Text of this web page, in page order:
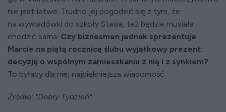
nie jest łatwe. Trudno jej pogodzić się z tym, że
na wywiadówki do szkoły Stasia, też będzie musiała
chodzić sama. Czy biznesmen jednak sprezentuje
Marcie na piątą rocznicę ślubu wyjątkowy prezent:
decyzję o wspólnym zamieszkaniu z nią i z synkiem?
To byłaby dla niej najpiękniejsza wiadomość.
Źródło: "Dobry Tydzień"